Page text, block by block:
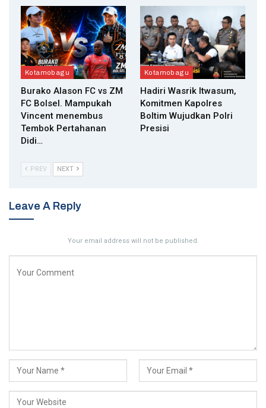
Kotamobagu
Burako Alason FC vs ZM
FC Bolsel. Mampukah
Vincent menembus
Tembok Pertahanan
Didi…
Kotamobagu
Hadiri Wasrik Itwasum,
Komitmen Kapolres
Boltim Wujudkan Polri
Presisi
PREV NEXT
Leave A Reply
Your email address will not be published.